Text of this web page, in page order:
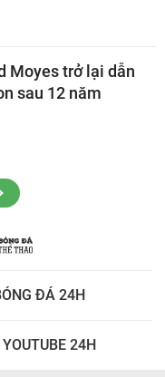
Moyes trở lại dẫn
sau 12 năm
ĐÁ 24H
YOUTUBE 24H